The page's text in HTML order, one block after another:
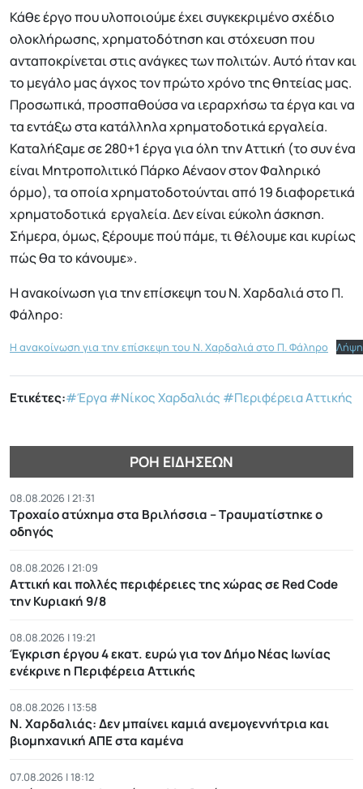
Κάθε έργο που υλοποιούμε έχει συγκεκριμένο σχέδιο
ολοκλήρωσης, χρηματοδότηση και στόχευση που
ανταποκρίνεται στις ανάγκες των πολιτών. Αυτό ήταν και
το μεγάλο μας άγχος τον πρώτο χρόνο της θητείας μας.
Προσωπικά, προσπαθούσα να ιεραρχήσω τα έργα και να
τα εντάξω στα κατάλληλα χρηματοδοτικά εργαλεία.
Καταλήξαμε σε 280+1 έργα για όλη την Αττική (το συν ένα
είναι Μητροπολιτικό Πάρκο Αέναον στον Φαληρικό
όρμο), τα οποία χρηματοδοτούνται από 19 διαφορετικά
χρηματοδοτικά εργαλεία. Δεν είναι εύκολη άσκηση.
Σήμερα, όμως, ξέρουμε πού πάμε, τι θέλουμε και κυρίως
πώς θα το κάνουμε».
Η ανακοίνωση για την επίσκεψη του Ν. Χαρδαλιά στο Π.
Φάληρο:
Η ανακοίνωση για την επίσκεψη του Ν. Χαρδαλιά στο Π. Φάληρο Λήψη
Ετικέτες:#Έργα#Νίκος Χαρδαλιάς #Περιφέρεια Αττικής
ΡΟΉ ΕΙΔΉΣΕΩΝ
08.08.2026 | 21:31
Τροχαίο ατύχημα στα Βριλήσσια – Τραυματίστηκε ο
οδηγός
08.08.2026 | 21:09
Αττική και πολλές περιφέρειες της χώρας σε Red Code
την Κυριακή 9/8
08.08.2026 | 19:21
Έγκριση έργου 4 εκατ. ευρώ για τον Δήμο Νέας Ιωνίας
ενέκρινε η Περιφέρεια Αττικής
08.08.2026 | 13:58
Ν. Χαρδαλιάς: Δεν μπαίνει καμιά ανεμογεννήτρια και
βιομηχανική ΑΠΕ στα καμένα
07.08.2026 | 18:12